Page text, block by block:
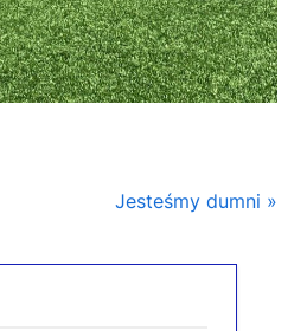
N
x
Jesteśmy dumni